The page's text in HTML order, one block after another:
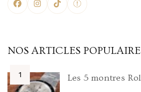
NOS ARTICLES
Les 5 montres